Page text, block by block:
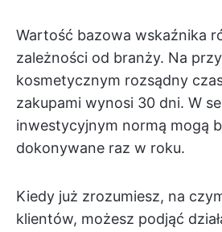
Wartość bazowa wskaźnika
zależności od branży. Na
kosmetycznym rozsądny
zakupami wynosi 30 dni. W
inwestycyjnym normą mogą
dokonywane raz w roku.
Kiedy już zrozumiesz, na
klientów, możesz podjąć